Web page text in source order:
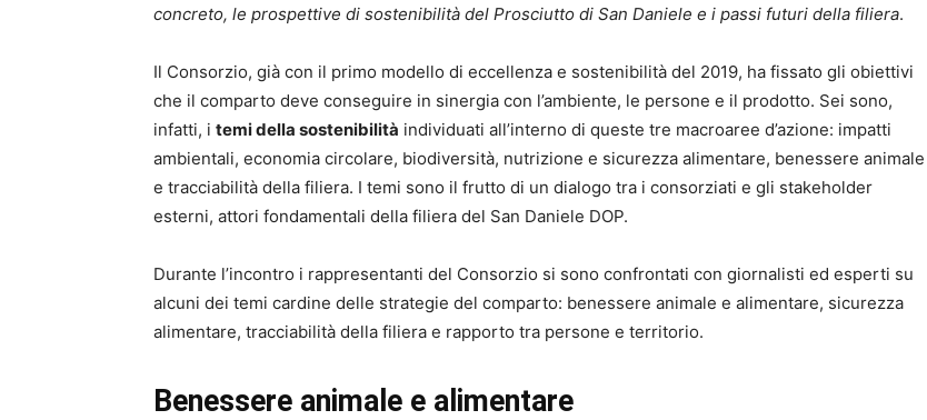
concreto, le prospettive di sostenibilità del Prosciutto di San Daniele e i passi futuri della filiera.
Il Consorzio, già con il primo modello di eccellenza e sostenibilità del 2019, ha fissato gli obiettivi
che il comparto deve conseguire in sinergia con l’ambiente, le persone e il prodotto. Sei sono,
infatti, i temi della sostenibilità individuati all’interno di queste tre macroaree d’azione: impatti
ambientali, economia circolare, biodiversità, nutrizione e sicurezza alimentare, benessere animale
e tracciabilità della filiera. I temi sono il frutto di un dialogo tra i consorziati e gli stakeholder
esterni, attori fondamentali della filiera del San Daniele DOP.
Durante l’incontro i rappresentanti del Consorzio si sono confrontati con giornalisti ed esperti su
alcuni dei temi cardine delle strategie del comparto: benessere animale e alimentare, sicurezza
alimentare, tracciabilità della filiera e rapporto tra persone e territorio.
Benessere animale e alimentare